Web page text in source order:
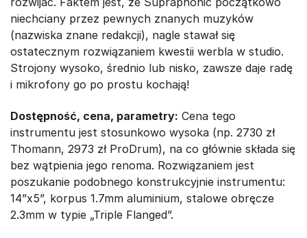
niechciany przez pewnych znanych muzyków
(nazwiska znane redakcji), nagle stawał się
ostatecznym rozwiązaniem kwestii werbla w studio.
Strojony wysoko, średnio lub nisko, zawsze daje radę
i mikrofony go po prostu kochają!
Dostępność, cena, parametry: Cena tego
instrumentu jest stosunkowo wysoka (np. 2730 zł
Thomann, 2973 zł ProDrum), na co głównie składa się
bez wątpienia jego renoma. Rozwiązaniem jest
poszukanie podobnego konstrukcyjnie instrumentu:
14”x5”, korpus 1.7mm aluminium, stalowe obręcze
2.3mm w typie „Triple Flanged”.